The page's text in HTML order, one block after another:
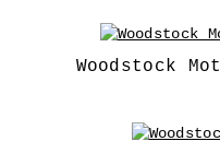
Woodstock